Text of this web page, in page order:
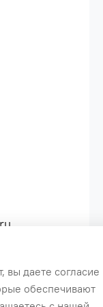
вы даете согласие
обеспечивают
3